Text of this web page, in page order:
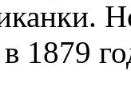
1879